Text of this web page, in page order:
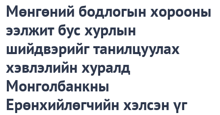
Мөнгөний бодлогын хорооны
ээлжит бус хурлын
шийдвэрийг танилцуулах
хэвлэлийн хуралд
Монголбанкны
Ерөнхийлөгчийн хэлсэн үг